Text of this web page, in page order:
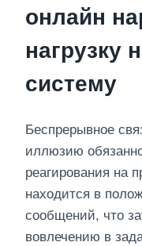
онлайн
нагрузку
систему
Беспрерывное
иллюзию
реагирования на
находится в
сообщений, что
вовлечению в